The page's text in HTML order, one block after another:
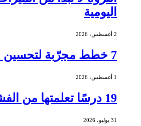
اليومية
2 أغسطس، 2026
7 خطط مجرّبة لتحسين جودة نومك
1 أغسطس، 2026
19 درسًا تعلمتها من الفشل
31 يوليو، 2026